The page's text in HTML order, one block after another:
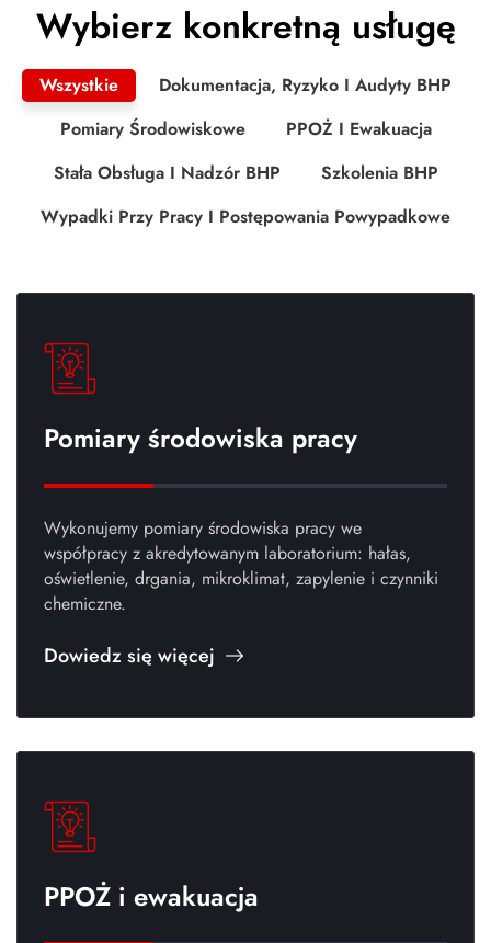
Wybierz konkretną usługę
Wszystkie
Dokumentacja, Ryzyko I Audyty BHP
Pomiary Środowiskowe
PPOŻ I Ewakuacja
Stała Obsługa I Nadzór BHP
Szkolenia BHP
Wypadki Przy Pracy I Postępowania Powypadkowe
Pomiary środowiska pracy
Wykonujemy pomiary środowiska pracy we
współpracy z akredytowanym laboratorium: hałas,
oświetlenie, drgania, mikroklimat, zapylenie i czynniki
chemiczne.
Dowiedz się więcej
PPOŻ i ewakuacja